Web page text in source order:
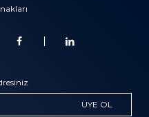
ÜYE OL